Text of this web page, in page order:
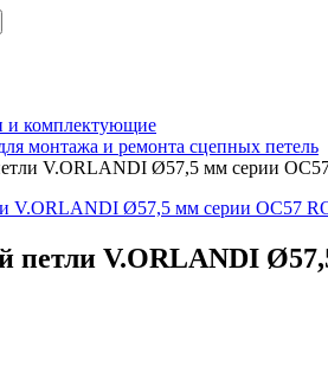
и комплектующие
монтажа и ремонта сцепных петель
V.ORLANDI Ø57,5 мм серии
петли V.ORLANDI